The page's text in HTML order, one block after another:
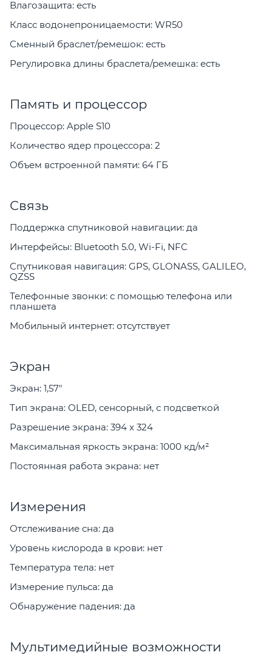
Влагозащита: есть
Класс водонепроницаемости: WR50
Сменный браслет/ремешок: есть
Регулировка длины браслета/ремешка: есть
Память и процессор
Процессор: Apple S10
Количество ядер процессора: 2
Объем встроенной памяти: 64 ГБ
Связь
Поддержка спутниковой навигации: да
Интерфейсы: Bluetooth 5.0, Wi-Fi, NFC
Спутниковая навигация: GPS, GLONASS, GALILEO,
QZSS
Телефонные звонки: с помощью телефона или
планшета
Мобильный интернет: отсутствует
Экран
Экран: 1,57"
Тип экрана: OLED, сенсорный, с подсветкой
Разрешение экрана: 394 x 324
Максимальная яркость экрана: 1000 кд/м²
Постоянная работа экрана: нет
Измерения
Отслеживание сна: да
Уровень кислорода в крови: нет
Температура тела: нет
Измерение пульса: да
Обнаружение падения: да
Мультимедийные возможности